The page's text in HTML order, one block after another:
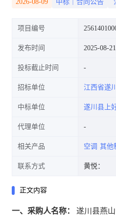
2026-08-09 中标｜合同公告
项目编号
发布时间 2025-08-
投标截止时间
招标单位 江西省遂
中标单位 遂川县上
代理单位
相关产品 空调 其他
联系方式 黄悦：
正文内容
一、采购人名称：
遂川县燕